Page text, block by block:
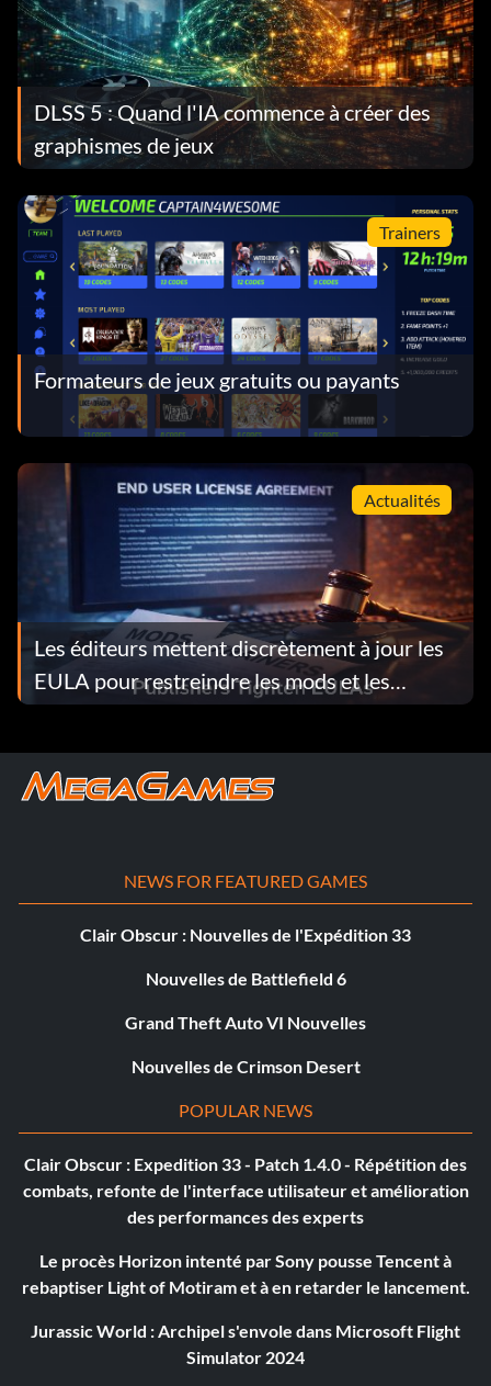
DLSS 5 : Quand l'IA commence à créer des
graphismes de jeux
Trainers
Formateurs de jeux gratuits ou payants
Actualités
Les éditeurs mettent discrètement à jour les
EULA pour restreindre les mods et les
formateurs
NEWS FOR FEATURED GAMES
Clair Obscur : Nouvelles de l'Expédition 33
Nouvelles de Battlefield 6
Grand Theft Auto VI Nouvelles
Nouvelles de Crimson Desert
POPULAR NEWS
Clair Obscur : Expedition 33 - Patch 1.4.0 - Répétition des
combats, refonte de l'interface utilisateur et amélioration
des performances des experts
Le procès Horizon intenté par Sony pousse Tencent à
rebaptiser Light of Motiram et à en retarder le lancement.
Jurassic World : Archipel s'envole dans Microsoft Flight
Simulator 2024